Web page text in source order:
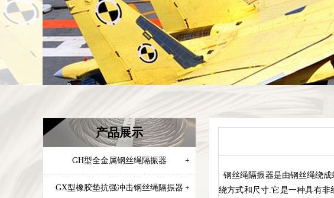
产品展示
GH型全金属钢丝绳隔振器 +
GX型橡胶垫抗强冲击钢丝绳隔振器 +
钢丝绳隔振器是由钢丝绳绕
绕方式和尺寸.它是一种具有